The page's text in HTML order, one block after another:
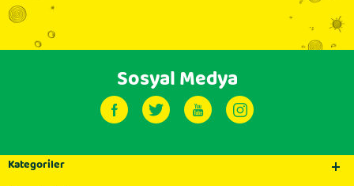
Sosyal Medya
Kategoriler